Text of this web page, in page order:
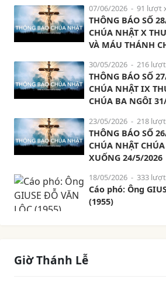
07/06/2026 - 91 lượt
THÔNG BÁO SỐ
CHÚA NHẬT X
VÀ MÁU THÁNH
30/05/2026 - 216
THÔNG BÁO SỐ
CHÚA NHẬT IX
CHÚA BA NGÔI
23/05/2026 - 218
THÔNG BÁO SỐ
CHÚA NHẬT
XUỐNG 24/5/2026
18/05/2026 - 333
Cáo phó: Ông
(1955)
Giờ Thánh Lễ